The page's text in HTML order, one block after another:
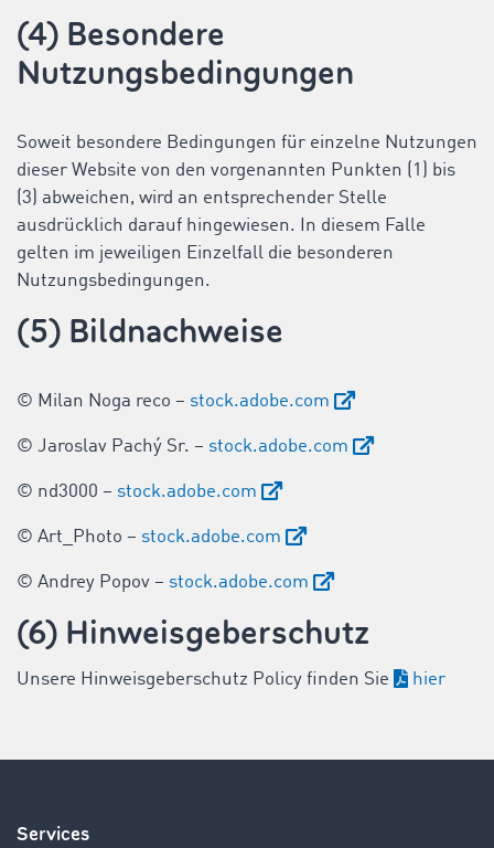
(4) Besondere
Nutzungsbedingungen
Soweit besondere Bedingungen für einzelne Nutzungen
dieser Website von den vorgenannten Punkten (1) bis
(3) abweichen, wird an entsprechender Stelle
ausdrücklich darauf hingewiesen. In diesem Falle
gelten im jeweiligen Einzelfall die besonderen
Nutzungsbedingungen.
(5) Bildnachweise
© Milan Noga reco – stock.adobe.com
© Jaroslav Pachý Sr. – stock.adobe.com
© nd3000 – stock.adobe.com
© Art_Photo – stock.adobe.com
© Andrey Popov – stock.adobe.com
(6) Hinweisgeberschutz
Unsere Hinweisgeberschutz Policy finden Sie hier
Services